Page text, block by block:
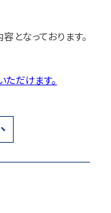
となっております。
だけます。